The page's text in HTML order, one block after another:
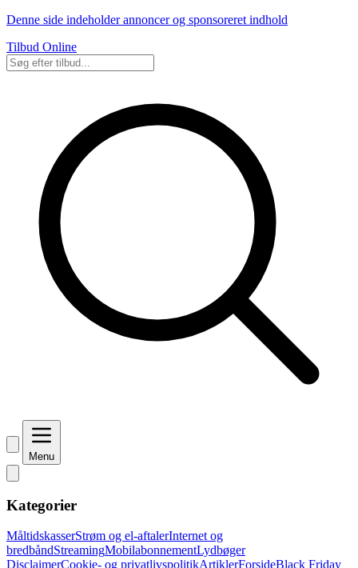
Denne side indeholder annoncer og sponsoreret indhold
Tilbud Online
Menu
Kategorier
MåltidskasserStrøm og el-aftalerInternet og
bredbåndStreamingMobilabonnementLydbøger
DisclaimerCookie- og privatlivspolitikArtiklerForsideBlack Friday